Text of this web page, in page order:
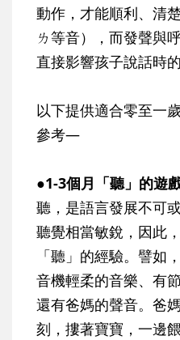
動作，才能順利、清
ㄌ等音），而發聲與
直接影響孩子說話時
以下提供適合零至一
參考—
●1-3個月「聽」的遊
聽，是語言發展不可
聽覺相當敏銳，因此
「聽」的經驗。譬如
音機輕柔的音樂、有
還有爸媽的聲音。爸
刻，摟著寶寶，一邊